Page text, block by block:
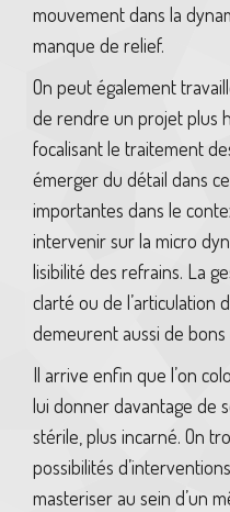
mouvement dans la
manque de relief.
On peut également
de rendre un projet plus
focalisant le traitement
émerger du détail dans
importantes dans le
intervenir sur la micro
lisibilité des refrains. La
clarté ou de l’articulation
demeurent aussi de bons
Il arrive enfin que l’on
lui donner davantage de
stérile, plus incarné. On
possibilités
masteriser au sein d’un